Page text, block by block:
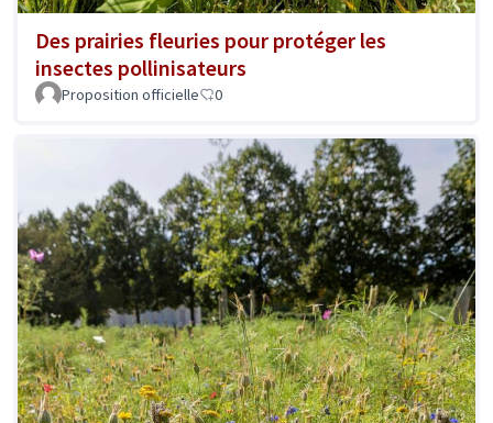
Des prairies fleuries pour protéger les
insectes pollinisateurs
Proposition officielle 0